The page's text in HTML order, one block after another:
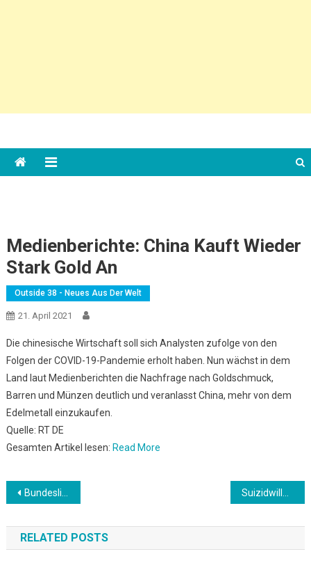
Medienberichte: China Kauft Wieder
Stark Gold An
Outside 38 - Neues Aus Der Welt
21. April 2021
Die chinesische Wirtschaft soll sich Analysten zufolge von den
Folgen der COVID-19-Pandemie erholt haben. Nun wächst in dem
Land laut Medienberichten die Nachfrage nach Goldschmuck,
Barren und Münzen deutlich und veranlasst China, mehr von dem
Edelmetall einzukaufen.
Quelle: RT DE
Gesamten Artikel lesen: Read More
Beitrags-
Navigation
Bundesliga: Nicht nur DFB: Diese Optionen hat Flick
RELATED POSTS